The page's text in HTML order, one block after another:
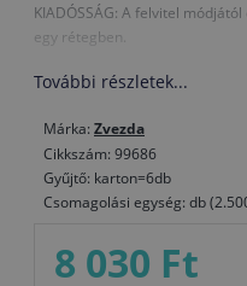
KIADÓSSÁG: A felvitel
egy rétegben.
További részletek...
Márka: Zvezda
Cikkszám: 99686
Gyűjtő: karton=6db
Csomagolási egység: db
8 030 Ft